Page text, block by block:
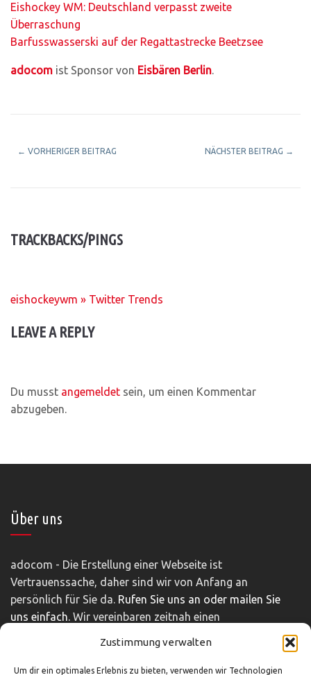
Zustimmung verwalten
Um dir ein optimales Erlebnis zu bieten, verwenden wir Technologien
Eishockey WM: Deutschland verpasst zweite
Überraschung
Barfusswasserski auf der Regattastrecke Beetzsee
adocom ist Sponsor von Eisbären Berlin.
← VORHERIGER BEITRAG NÄCHSTER BEITRAG →
TRACKBACKS/PINGS
eishockeywm » Twitter Trends
LEAVE A REPLY
Du musst angemeldet sein, um einen Kommentar
abzugeben.
Über uns
adocom - Die Erstellung einer Webseite ist
Vertrauenssache, daher sind wir von Anfang an
persönlich für Sie da. Rufen Sie uns an oder mailen Sie
uns einfach. Wir vereinbaren zeitnah einen
Impressum|Disclaimer |Datenschutz